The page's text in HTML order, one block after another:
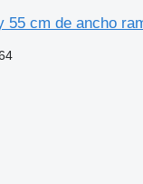
cm de ancho